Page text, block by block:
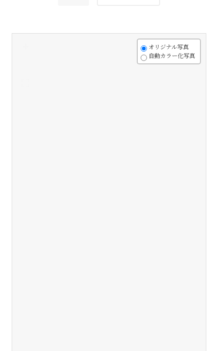
オリジナル写真
自動カラー化写真